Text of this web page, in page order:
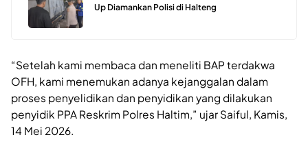
Up Diamankan Polisi di Halteng
“Setelah kami membaca dan meneliti BAP terdakwa
OFH, kami menemukan adanya kejanggalan dalam
proses penyelidikan dan penyidikan yang dilakukan
penyidik PPA Reskrim Polres Haltim,” ujar Saiful, Kamis,
14 Mei 2026.